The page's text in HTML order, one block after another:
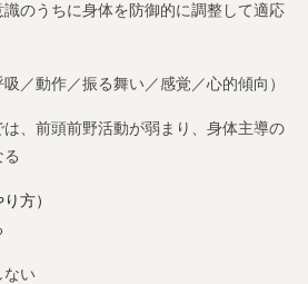
識のうちに身体を防御的に調整して適応
吸／動作／振る舞い／感覚／心的傾向）
は、前頭前野活動が弱まり、身体主導の
方）
ない